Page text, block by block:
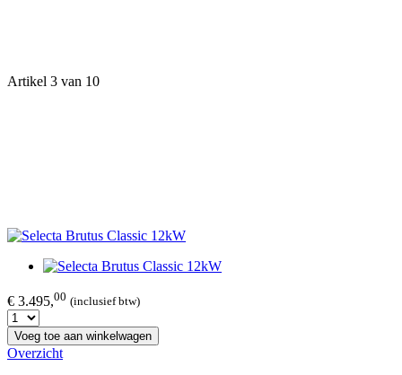
Artikel 3 van 10
€ 3.495,00 (inclusief btw)
Voeg toe aan winkelwagen
Overzicht